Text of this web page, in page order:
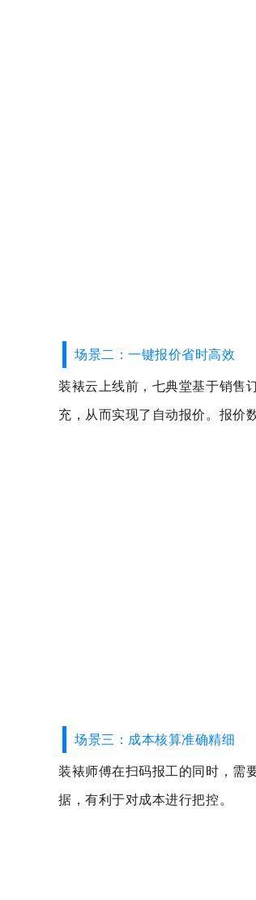
场景二：一键报价省时高效
装裱云上线前，七典堂基于销售
充，从而实现了自动报价。报价
场景三：成本核算准确精细
装裱师傅在扫码报工的同时，需
据，有利于对成本进行把控。